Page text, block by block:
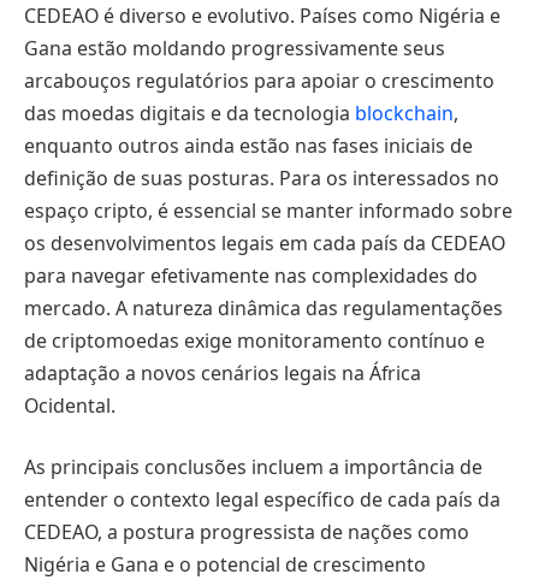
CEDEAO é diverso e evolutivo. Países como Nigéria e
Gana estão moldando progressivamente seus
arcabouços regulatórios para apoiar o crescimento
das moedas digitais e da tecnologia blockchain,
enquanto outros ainda estão nas fases iniciais de
definição de suas posturas. Para os interessados no
espaço cripto, é essencial se manter informado sobre
os desenvolvimentos legais em cada país da CEDEAO
para navegar efetivamente nas complexidades do
mercado. A natureza dinâmica das regulamentações
de criptomoedas exige monitoramento contínuo e
adaptação a novos cenários legais na África
Ocidental.
As principais conclusões incluem a importância de
entender o contexto legal específico de cada país da
CEDEAO, a postura progressista de nações como
Nigéria e Gana e o potencial de crescimento